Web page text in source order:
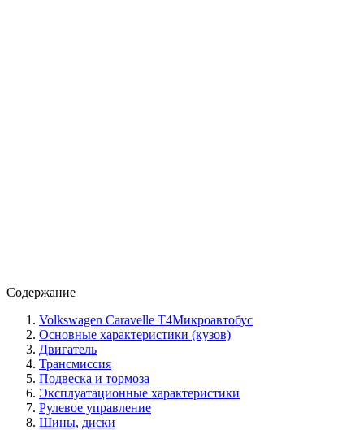
Содержание
Volkswagen Caravelle T4Микроавтобус
Основные характеристики (кузов)
Двигатель
Трансмиссия
Подвеска и тормоза
Эксплуатационные характеристики
Рулевое управление
Шины, диски